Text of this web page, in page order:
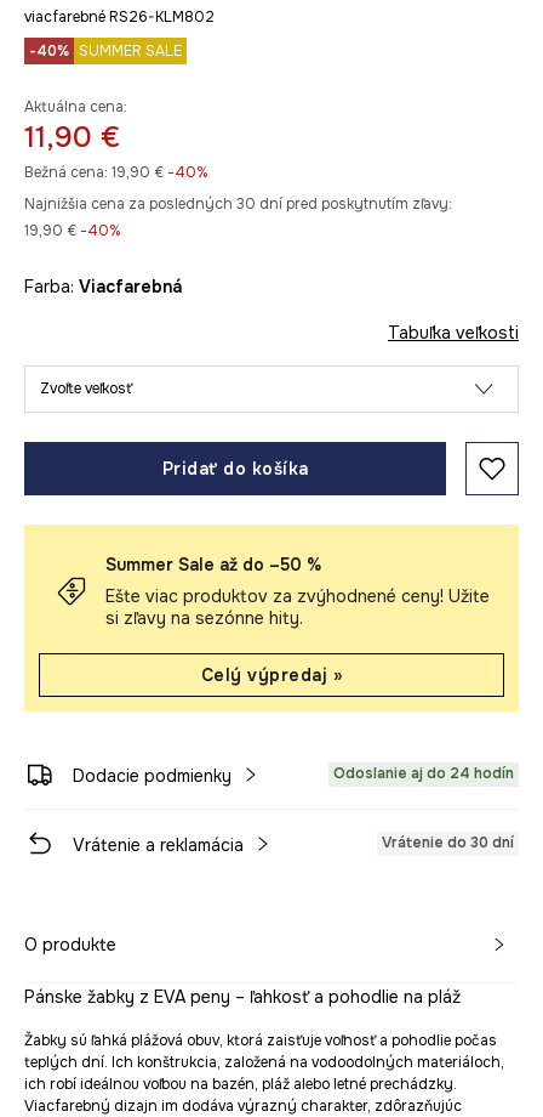
viacfarebné RS26-KLM802
-40% SUMMER SALE
Aktuálna cena:
11,90 €
Bežná cena: 19,90 € -40%
Najnižšia cena za posledných 30 dní pred poskytnutím zľavy:
19,90 € -40%
Farba: viacfarebná
Tabuľka veľkosti
Zvoľte veľkosť
Pridať do košíka
Summer Sale až do –50 %
Ešte viac produktov za zvýhodnené ceny! Užite
si zľavy na sezónne hity.
Celý výpredaj »
Dodacie podmienky Odoslanie aj do 24 hodín
Vrátenie a reklamácia Vrátenie do 30 dní
O produkte
Pánske žabky z EVA peny – ľahkosť a pohodlie na pláž
Žabky sú ľahká plážová obuv, ktorá zaisťuje voľnosť a pohodlie počas
teplých dní. Ich konštrukcia, založená na vodoodolných materiáloch,
ich robí ideálnou voľbou na bazén, pláž alebo letné prechádzky.
Viacfarebný dizajn im dodáva výrazný charakter, zdôrazňujúc